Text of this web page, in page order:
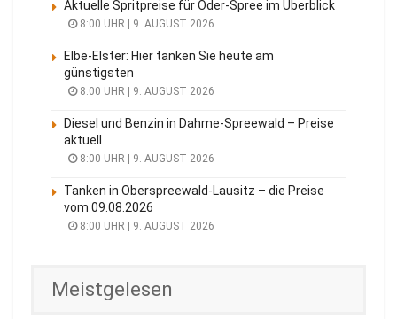
Aktuelle Spritpreise für Oder-Spree im Überblick
8:00 UHR | 9. AUGUST 2026
Elbe-Elster: Hier tanken Sie heute am
günstigsten
8:00 UHR | 9. AUGUST 2026
Diesel und Benzin in Dahme-Spreewald – Preise
aktuell
8:00 UHR | 9. AUGUST 2026
Tanken in Oberspreewald-Lausitz – die Preise
vom 09.08.2026
8:00 UHR | 9. AUGUST 2026
Meistgelesen